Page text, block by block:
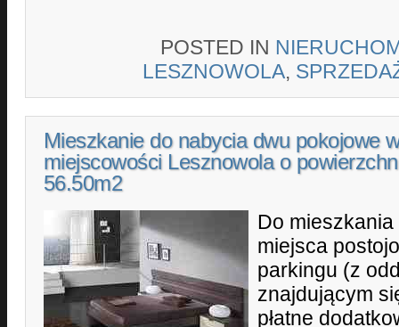
POSTED IN
LESZNOWOLA,
Mieszkanie do nabycia dwu pokojowe
miejscowości Lesznowola o
56.50m2
Do
miejsca
parkingu (z
znajdującym
płatne